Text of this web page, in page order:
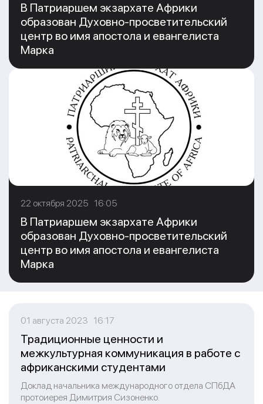
В Патриаршем экзархате Африки
образован Духовно-просветительский
центр во имя апостола и евангелиста
Марка
22 октября 2025 16:05
В Патриаршем экзархате Африки
образован Духовно-просветительский
центр во имя апостола и евангелиста
Марка
01 августа 2023 16:17
Традиционные ценности и
межкультурная коммуникация в работе с
африканскими студентами
Доклад начальника международного отдела СПбДА
протоиерея Димитрия Сизоненко.